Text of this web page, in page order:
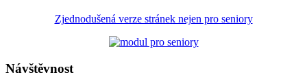
Zjednodušená verze stránek nejen pro seniory
Návštěvnost